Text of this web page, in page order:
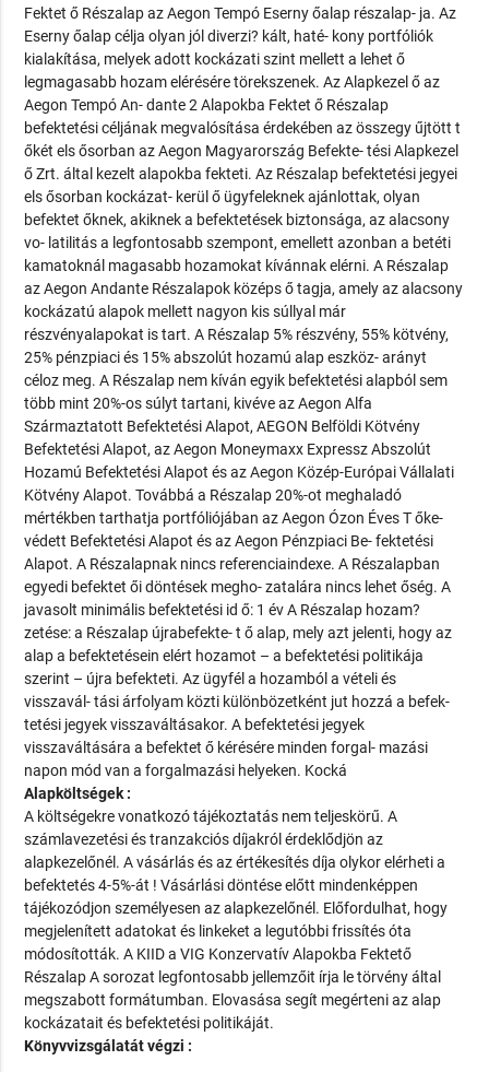
Fektet ő Részalap az Aegon Tempó Eserny őalap részalap- ja. Az
Eserny őalap célja olyan jól diverzi? kált, haté- kony portfóliók
kialakítása, melyek adott kockázati szint mellett a lehet ő
legmagasabb hozam elérésére törekszenek. Az Alapkezel ő az
Aegon Tempó An- dante 2 Alapokba Fektet ő Részalap
befektetési céljának megvalósítása érdekében az összegy űjtött t
őkét els ősorban az Aegon Magyarország Befekte- tési Alapkezel
ő Zrt. által kezelt alapokba fekteti. Az Részalap befektetési jegyei
els ősorban kockázat- kerül ő ügyfeleknek ajánlottak, olyan
befektet őknek, akiknek a befektetések biztonsága, az alacsony
vo- latilitás a legfontosabb szempont, emellett azonban a betéti
kamatoknál magasabb hozamokat kívánnak elérni. A Részalap
az Aegon Andante Részalapok középs ő tagja, amely az alacsony
kockázatú alapok mellett nagyon kis súllyal már
részvényalapokat is tart. A Részalap 5% részvény, 55% kötvény,
25% pénzpiaci és 15% abszolút hozamú alap eszköz- arányt
céloz meg. A Részalap nem kíván egyik befektetési alapból sem
több mint 20%-os súlyt tartani, kivéve az Aegon Alfa
Származtatott Befektetési Alapot, AEGON Belföldi Kötvény
Befektetési Alapot, az Aegon Moneymaxx Expressz Abszolút
Hozamú Befektetési Alapot és az Aegon Közép-Európai Vállalati
Kötvény Alapot. Továbbá a Részalap 20%-ot meghaladó
mértékben tarthatja portfóliójában az Aegon Ózon Éves T őke-
védett Befektetési Alapot és az Aegon Pénzpiaci Be- fektetési
Alapot. A Részalapnak nincs referenciaindexe. A Részalapban
egyedi befektet ői döntések megho- zatalára nincs lehet őség. A
javasolt minimális befektetési id ő: 1 év A Részalap hozam?
zetése: a Részalap újrabefekte- t ő alap, mely azt jelenti, hogy az
alap a befektetésein elért hozamot – a befektetési politikája
szerint – újra befekteti. Az ügyfél a hozamból a vételi és
visszavál- tási árfolyam közti különbözetként jut hozzá a befek-
tetési jegyek visszaváltásakor. A befektetési jegyek
visszaváltására a befektet ő kérésére minden forgal- mazási
napon mód van a forgalmazási helyeken. Kocká
Alapköltségek :
A költségekre vonatkozó tájékoztatás nem teljeskörű. A
számlavezetési és tranzakciós díjakról érdeklődjön az
alapkezelőnél. A vásárlás és az értékesítés díja olykor elérheti a
befektetés 4-5%-át ! Vásárlási döntése előtt mindenképpen
tájékozódjon személyesen az alapkezelőnél. Előfordulhat, hogy
megjelenített adatokat és linkeket a legutóbbi frissítés óta
módosították. A KIID a VIG Konzervatív Alapokba Fektető
Részalap A sorozat legfontosabb jellemzőit írja le törvény által
megszabott formátumban. Elovasása segít megérteni az alap
kockázatait és befektetési politikáját.
Könyvvizsgálatát végzi :